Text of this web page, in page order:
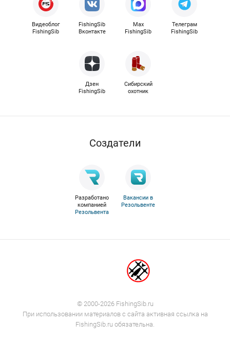
Видеоблог
FishingSib
FishingSib
Вконтакте
Max
FishingSib
Телеграм
FishingSib
Дзен
FishingSib
Сибирский
охотник
Cоздатели
Разработано
компанией
Резольвента
Вакансии в
Резольвенте
© 2000-2026 FishingSib.ru
При использовании материалов с сайта активная ссылка на
FishingSib.ru обязательна.